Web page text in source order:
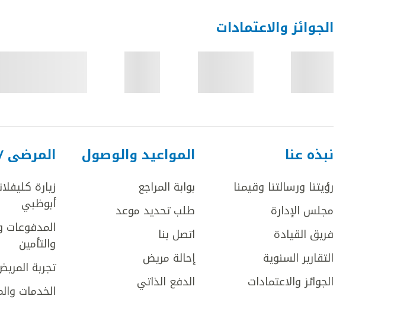
الجوائز والاعتمادات
نبذه عنا
رؤيتنا ورسالتنا وقيمنا
مجلس الإدارة
فريق القيادة
التقارير السنوية
الجوائز والاعتمادات
المواعيد والوصول
بوابة المراجع
طلب تحديد موعد
اتصل بنا
إحالة مريض
الدفع الذاتي
المرضى /
زيارة
أبوظبي
المدفوعات
والتأمين
تجربة
الخدمات